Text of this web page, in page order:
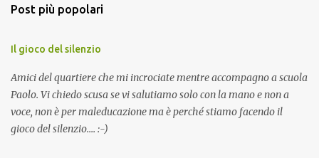
Post più popolari
Il gioco del silenzio
Amici del quartiere che mi incrociate mentre accompagno a scuola
Paolo. Vi chiedo scusa se vi salutiamo solo con la mano e non a
voce, non è per maleducazione ma è perché stiamo facendo il
gioco del silenzio.... :-)